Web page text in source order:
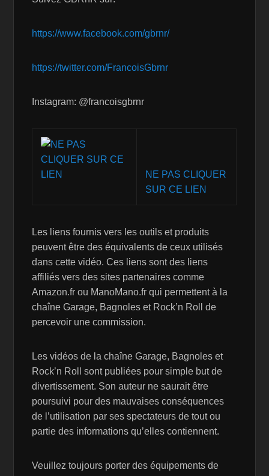
https://www.facebook.com/gbrnr/
https://twitter.com/FrancoisGbrnr
Instagram: @francoisgbrnr
NE PAS CLIQUER
SUR CE LIEN
Les liens fournis vers les outils et produits
peuvent être des équivalents de ceux utilisés
dans cette vidéo. Ces liens sont des liens
affiliés vers des sites partenaires comme
Amazon.fr ou ManoMano.fr qui permettent à la
chaîne Garage, Bagnoles et Rock’n Roll de
percevoir une commission.
Les vidéos de la chaîne Garage, Bagnoles et
Rock’n Roll sont publiées pour simple but de
divertissement. Son auteur ne saurait être
poursuivi pour des mauvaises conséquences
de l’utilisation par ses spectateurs de tout ou
partie des informations qu’elles contiennent.
Veuillez toujours porter des équipements de